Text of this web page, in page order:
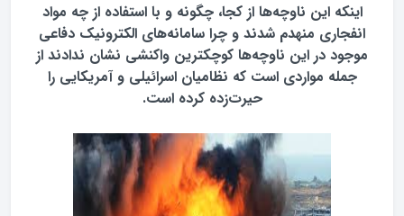
اینکه این ناوچه‌ها از کجا، چگونه و با استفاده از چه مواد
انفجاری منهدم شدند و چرا سامانه‌های الکترونیک دفاعی
موجود در این ناوچه‌ها کوچکترین واکنشی نشان ندادند از
جمله مواردی است که نظامیان اسرائیلی و آمریکایی را
حیرت‌زده کرده است.